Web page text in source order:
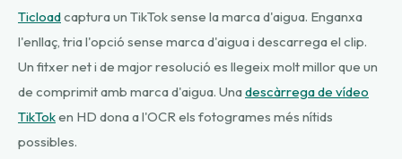
Ticloadcaptura un TikTok sense la marca d'aigua. Enganxa
l'enllaç, tria l'opció sense marca d'aigua i descarrega el clip.
Un fitxer net i de major resolució es llegeix molt millor que un
de comprimit amb marca d'aigua. Unadescàrrega de vídeo
TikToken HD dona a l'OCR els fotogrames més nítids
possibles.